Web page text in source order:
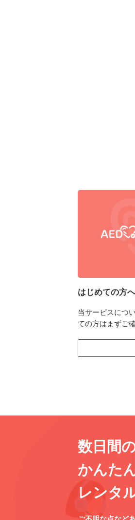
はじめての方へ
当サービスにつ
ての方はまずご
数日間
かんた
レンタ